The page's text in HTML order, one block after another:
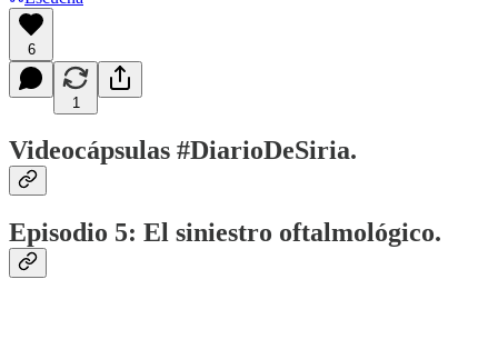
6
1
Videocápsulas #DiarioDeSiria.
Episodio 5: El siniestro oftalmológico.